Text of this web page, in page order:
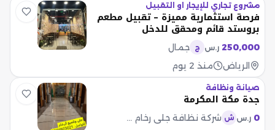
مشروع تجاري للإيجار او التقبيل
فرصة استثمارية مميزة – تقبيل مطعم
بروستد قائم ومحقق للدخل
250,000 ر.س ج
جمال
الرياض
منذ 2 يوم
صيانة ونظافة
جدة مكة المكرمة
0 ر.س ش
شركة نظافة جلي رخام جدة